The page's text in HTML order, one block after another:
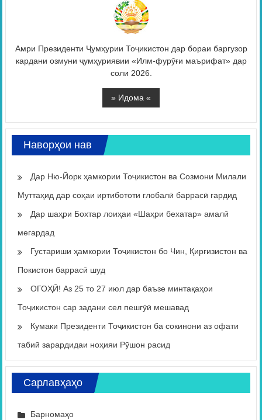
Амри Президенти Ҷумҳурии Тоҷикистон дар бораи баргузор
кардани озмуни ҷумҳуриявии «Илм-фурӯғи маърифат» дар
соли 2026.
Наворҳои нав
Дар Ню-Йорк ҳамкории Тоҷикистон ва Созмони Милали
Муттаҳид дар соҳаи иртибототи глобалӣ баррасӣ гардид
Дар шаҳри Бохтар лоиҳаи «Шаҳри бехатар» амалӣ
мегардад
Густариши ҳамкории Тоҷикистон бо Чин, Қирғизистон ва
Покистон баррасӣ шуд
ОГОҲӢ! Аз 25 то 27 июл дар баъзе минтақаҳои
Тоҷикистон сар задани сел пешгӯӣ мешавад
Кумаки Президенти Тоҷикистон ба сокинони аз офати
табиӣ зарардидаи ноҳияи Рӯшон расид
Сарлавҳаҳо
Барномаҳо